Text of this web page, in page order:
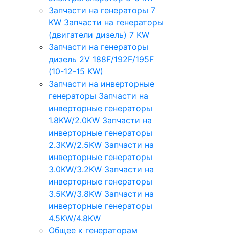
Запчасти на генераторы 7
KW Запчасти на генераторы
(двигатели дизель) 7 KW
Запчасти на генераторы
дизель 2V 188F/192F/195F
(10-12-15 KW)
Запчасти на инверторные
генераторы Запчасти на
инверторные генераторы
1.8KW/2.0KW Запчасти на
инверторные генераторы
2.3KW/2.5KW Запчасти на
инверторные генераторы
3.0KW/3.2KW Запчасти на
инверторные генераторы
3.5KW/3.8KW Запчасти на
инверторные генераторы
4.5KW/4.8KW
Общее к генераторам